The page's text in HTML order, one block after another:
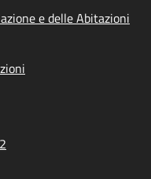
e delle Abitazioni